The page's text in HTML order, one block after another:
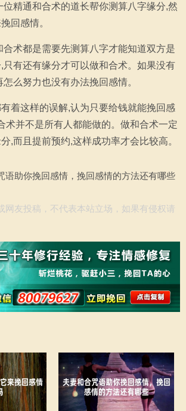
位精通和合术的道长帮你测算八字缘分,然
回感情。
合术都是需要先测算八字才能知道双方是
只有还有缘分才可以做和合术。如果没有
么努力也没有办法挽回感情。
着这样的误解,认为只要给钱就能挽回感
术并不是所有人都能做的。做和合术一定
,而且提前预约,这样成功率才会比较高。
语助你挽回感情，挽回感情的方法还有哪些
网友投稿，不代表本站立场，如果有侵权请